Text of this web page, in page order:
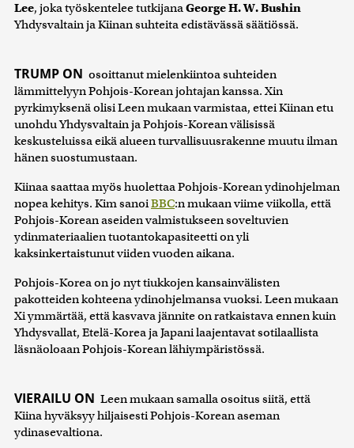
Lee, joka työskentelee tutkijanaGeorge H. W. Bushin
Yhdysvaltain ja Kiinan suhteita edistävässä säätiössä.
TRUMP ON osoittanut mielenkiintoa suhteiden
lämmittelyyn Pohjois-Korean johtajan kanssa. Xin
pyrkimyksenä olisi Leen mukaan varmistaa, ettei Kiinan etu
unohdu Yhdysvaltain ja Pohjois-Korean välisissä
keskusteluissa eikä alueen turvallisuusrakenne muutu ilman
hänen suostumustaan.
Kiinaa saattaa myös huolettaa Pohjois-Korean ydinohjelman
nopea kehitys. Kim sanoiBBC:n mukaan viime viikolla, että
Pohjois-Korean aseiden valmistukseen soveltuvien
ydinmateriaalien tuotantokapasiteetti on yli
kaksinkertaistunut viiden vuoden aikana.
Pohjois-Korea on jo nyt tiukkojen kansainvälisten
pakotteiden kohteena ydinohjelmansa vuoksi. Leen mukaan
Xi ymmärtää, että kasvava jännite on ratkaistava ennen kuin
Yhdysvallat, Etelä-Korea ja Japani laajentavat sotilaallista
läsnäoloaan Pohjois-Korean lähiympäristössä.
VIERAILU ON Leen mukaan samalla osoitus siitä, että
Kiina hyväksyy hiljaisesti Pohjois-Korean aseman
ydinasevaltiona.